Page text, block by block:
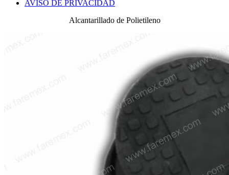
AVISO DE PRIVACIDAD
Alcantarillado de Polietileno